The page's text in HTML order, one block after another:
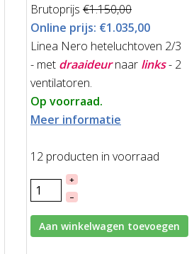
Brutoprijs €1.150,00
Online prijs: €1.035,00
Linea Nero heteluchtoven 2/3
- metdraaideurnaarlinks- 2
ventilatoren.
Op voorraad.
Meer informatie
12 producten in voorraad
+
–
Aan winkelwagen toevoegen